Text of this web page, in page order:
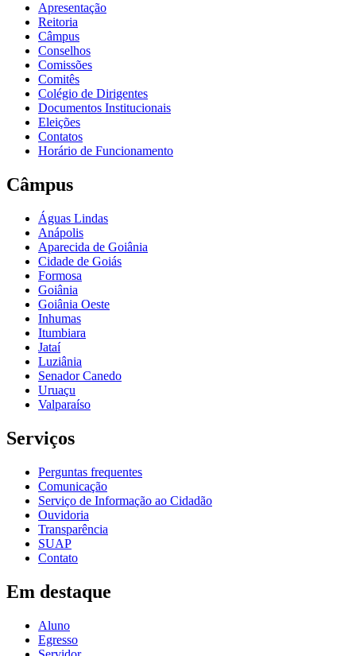
Apresentação
Reitoria
Câmpus
Conselhos
Comissões
Comitês
Colégio de Dirigentes
Documentos Institucionais
Eleições
Contatos
Horário de Funcionamento
Câmpus
Águas Lindas
Anápolis
Aparecida de Goiânia
Cidade de Goiás
Formosa
Goiânia
Goiânia Oeste
Inhumas
Itumbiara
Jataí
Luziânia
Senador Canedo
Uruaçu
Valparaíso
Serviços
Perguntas frequentes
Comunicação
Serviço de Informação ao Cidadão
Ouvidoria
Transparência
SUAP
Contato
Em destaque
Aluno
Egresso